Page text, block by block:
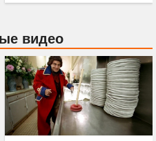
видео